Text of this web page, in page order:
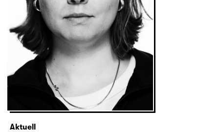
Aktuell